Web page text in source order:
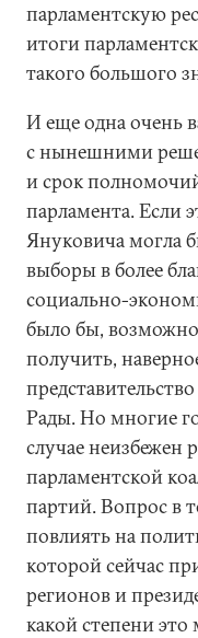
парламентскую
итоги
такого большого
И еще одна очень
с нынешними
и срок
парламента. Если
Януковича могла
выборы в более
социально-
было бы,
получить,
Рады. Но многие
случае неизбежен
парламентской
партий. Вопрос в
повлиять на
которой сейчас
регионов и
какой степени